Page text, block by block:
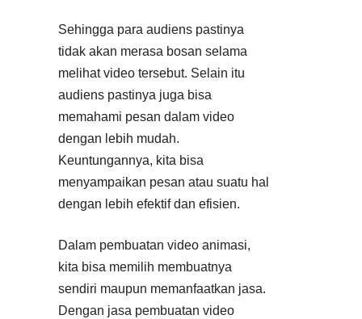
Sehingga para audiens pastinya
tidak akan merasa bosan selama
melihat video tersebut. Selain itu
audiens pastinya juga bisa
memahami pesan dalam video
dengan lebih mudah.
Keuntungannya, kita bisa
menyampaikan pesan atau suatu hal
dengan lebih efektif dan efisien.
Dalam pembuatan video animasi,
kita bisa memilih membuatnya
sendiri maupun memanfaatkan jasa.
Dengan jasa pembuatan video